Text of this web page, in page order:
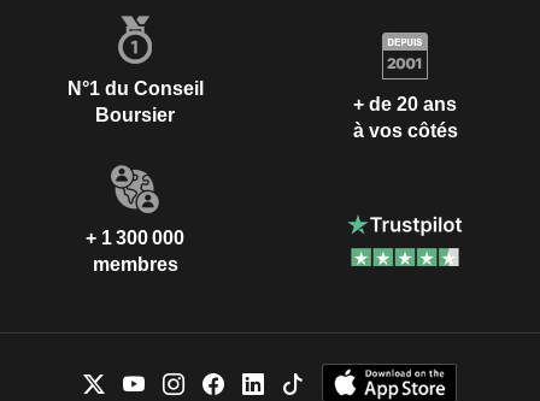
N°1 du Conseil
Boursier
+ de 20 ans
à vos côtés
+ 1 300 000
membres